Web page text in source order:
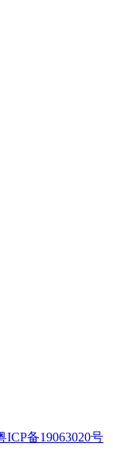
ICP备19063020号